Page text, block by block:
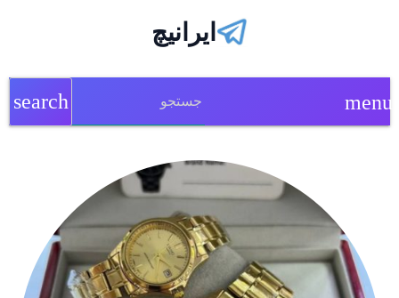
ایرانیچ
menu
search